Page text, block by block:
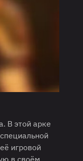
В этой арке
игровой
в своём